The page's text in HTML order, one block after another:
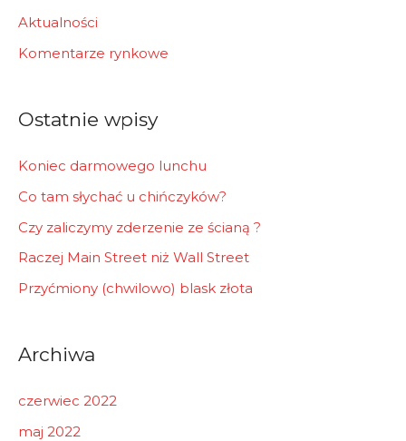
h
f
Aktualności
Komentarze rynkowe
Ostatnie wpisy
Koniec darmowego lunchu
Co tam słychać u chińczyków?
Czy zaliczymy zderzenie ze ścianą ?
Raczej Main Street niż Wall Street
Przyćmiony (chwilowo) blask złota
Archiwa
czerwiec 2022
maj 2022